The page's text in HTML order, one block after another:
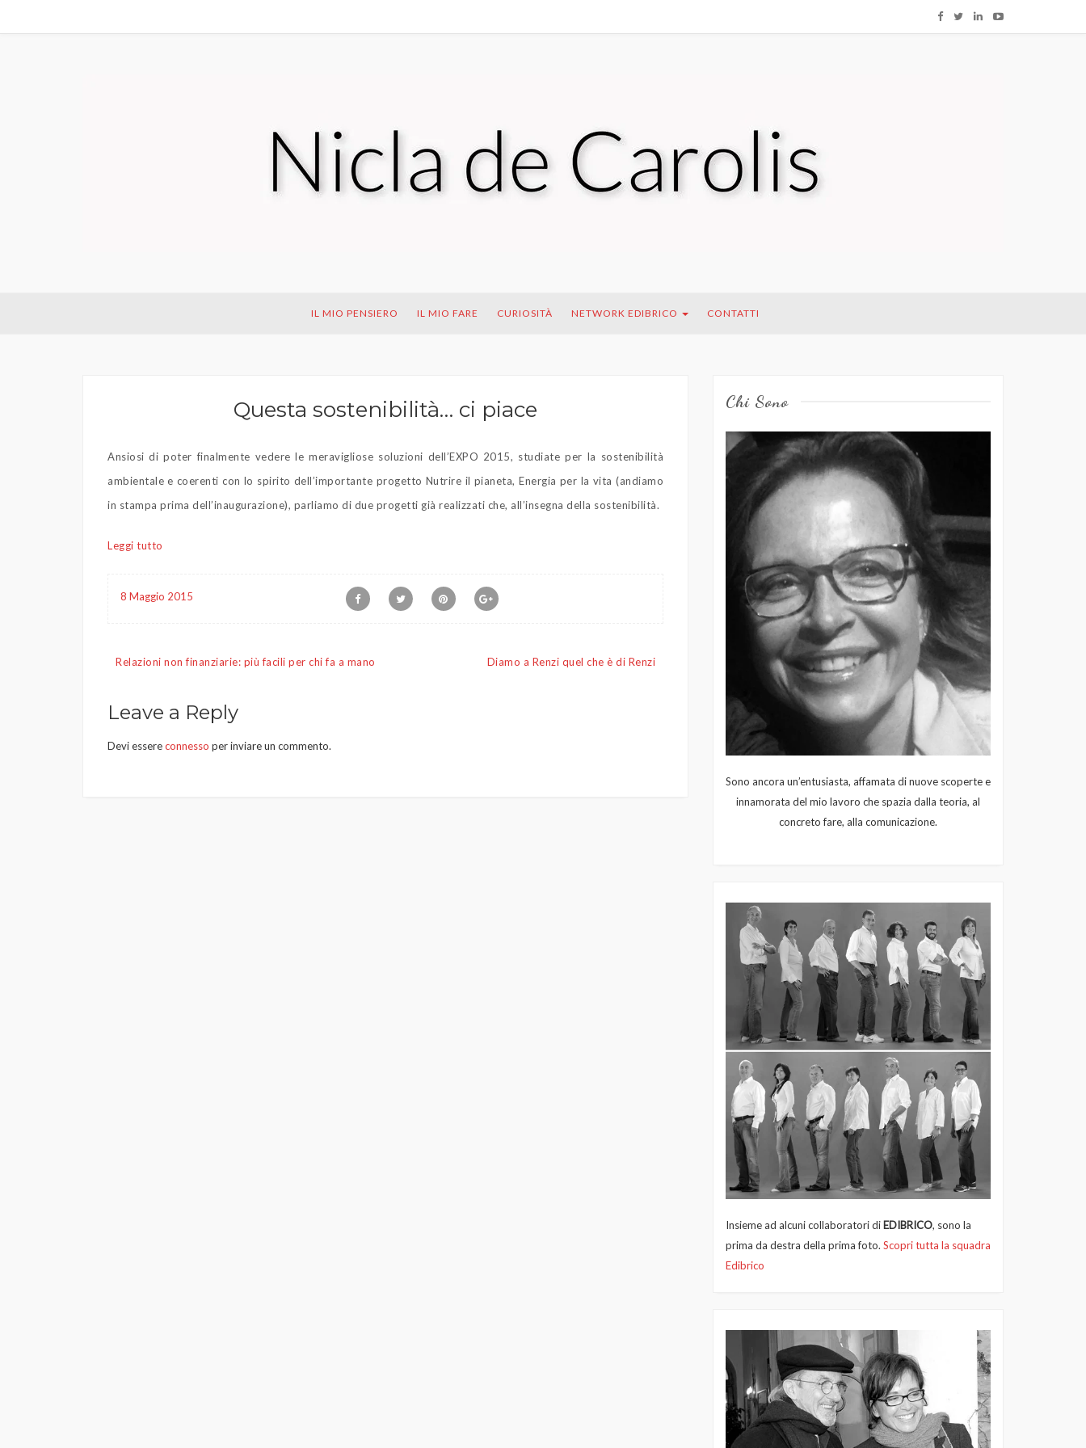
IL MIO PENSIERO IL MIO FARE CURIOSITÀ NETWORK EDIBRICO CONTATTI
Questa sostenibilità… ci piace
Ansiosi di poter finalmente vedere le meravigliose soluzioni dell’EXPO 2015, studiate per la sostenibilità
ambientale e coerenti con lo spirito dell’importante progetto Nutrire il pianeta, Energia per la vita (andiamo
in stampa prima dell’inaugurazione), parliamo di due progetti già realizzati che, all’insegna della sostenibilità.
Leggi tutto
8 Maggio 2015
Navigazione
Relazioni non finanziarie: più facili per chi fa a mano Diamo a Renzi quel che è di Renzi
Leave a Reply
Devi essereconnesso per inviare un commento.
Chi Sono
Sono ancora un’entusiasta, affamata di nuove scoperte e
innamorata del mio lavoro che spazia dalla teoria, al
concreto fare, alla comunicazione.
Insieme ad alcuni collaboratori di EDIBRICO, sono la
prima da destra della prima foto. Scopri tutta la squadra
Edibrico